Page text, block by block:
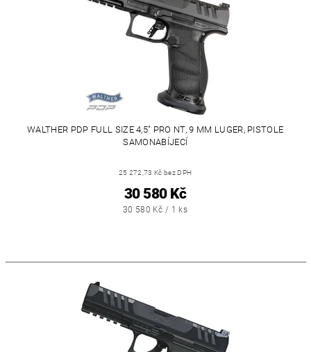
WALTHER PDP FULL SIZE 4,5" PRO NT, 9 MM LUGER, PISTOLE
SAMONABÍJECÍ
25 272,73 Kč bez DPH
30 580 Kč
30 580 Kč / 1 ks